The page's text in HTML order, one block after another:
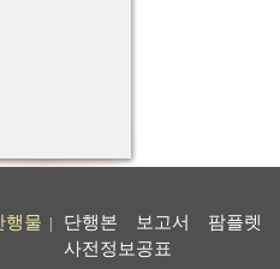
행물 단행본 보고서 팜플렛
사전정보공표